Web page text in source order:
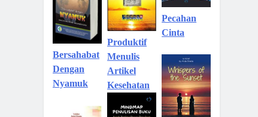
Bersahabat
Dengan
Nyamuk
Produktif
Menulis
Artikel
Kesehatan
Pecahan
Cinta